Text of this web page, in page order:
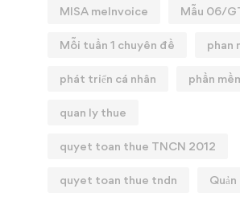
MISA meInvoice Mẫu 06/
Mỗi tuần 1 chuyên đề phan
phát triển cá nhân phần
quan ly thue
quyet toan thue TNCN 2012
quyet toan thue tndn